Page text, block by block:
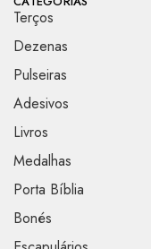
Terços
Dezenas
Pulseiras
Adesivos
Livros
Medalhas
Porta Bíblia
Bonés